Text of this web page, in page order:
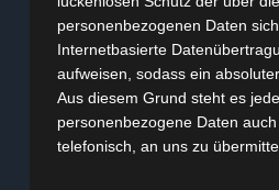
personenbezogenen Daten
Internetbasierte
aufweisen, sodass ein
Aus diesem Grund steht es
personenbezogene Daten
telefonisch, an uns zu